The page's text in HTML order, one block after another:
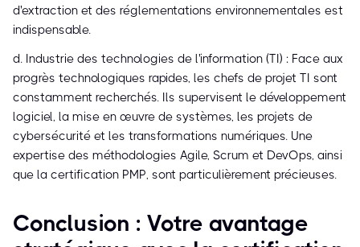
d'extraction et des réglementations environnementales est
indispensable.
d. Industrie des technologies de l'information (TI) : Face aux
progrès technologiques rapides, les chefs de projet TI sont
constamment recherchés. Ils supervisent le développement
logiciel, la mise en œuvre de systèmes, les projets de
cybersécurité et les transformations numériques. Une
expertise des méthodologies Agile, Scrum et DevOps, ainsi
que la certification PMP, sont particulièrement précieuses.
Conclusion : Votre avantage